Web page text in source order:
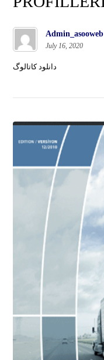
Admin_asooweb
July 16, 2020
دانلود کاتالوگ